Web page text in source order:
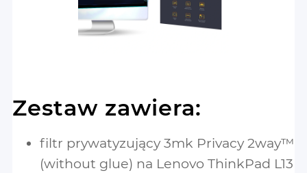
Zestaw zawiera:
filtr prywatyzujący 3mk Privacy 2way™
(without glue) na Lenovo ThinkPad L13